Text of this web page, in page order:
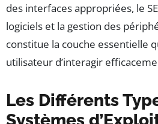
des interfaces appropriées, le
logiciels et la gestion des
constitue la couche essentielle
utilisateur d’interagir
Les Différents
Systèmes